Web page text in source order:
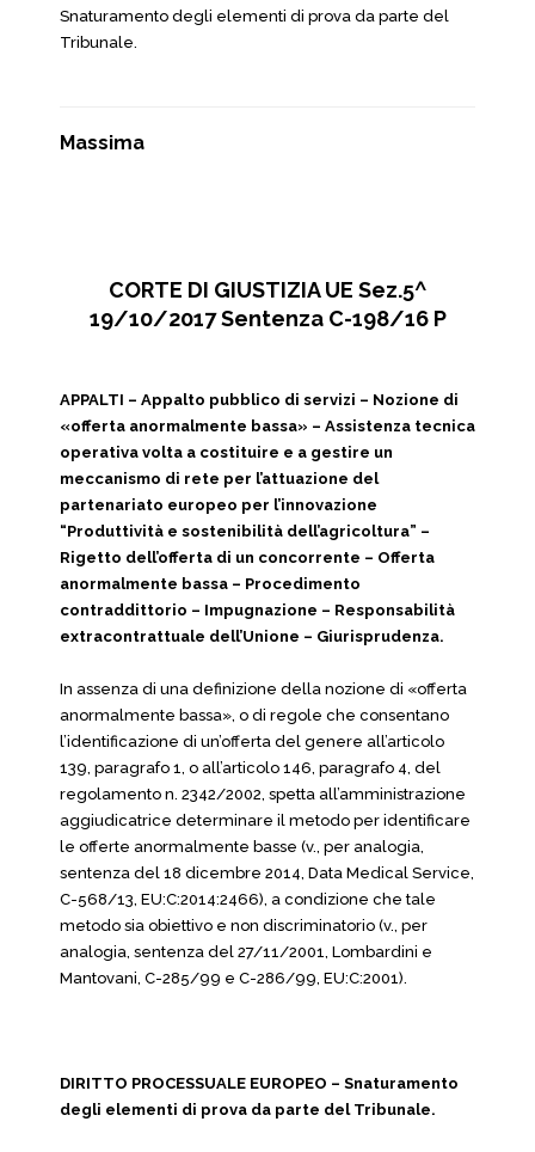
Snaturamento degli elementi di prova da parte del
Tribunale.
Massima
CORTE DI GIUSTIZIA UE Sez.5^
19/10/2017 Sentenza C-198/16 P
APPALTI – Appalto pubblico di servizi – Nozione di
«offerta anormalmente bassa» – Assistenza tecnica
operativa volta a costituire e a gestire un
meccanismo di rete per l’attuazione del
partenariato europeo per l’innovazione
“Produttività e sostenibilità dell’agricoltura” –
Rigetto dell’offerta di un concorrente – Offerta
anormalmente bassa – Procedimento
contraddittorio – Impugnazione – Responsabilità
extracontrattuale dell’Unione – Giurisprudenza.
In assenza di una definizione della nozione di «offerta
anormalmente bassa», o di regole che consentano
l’identificazione di un’offerta del genere all’articolo
139, paragrafo 1, o all’articolo 146, paragrafo 4, del
regolamento n. 2342/2002, spetta all’amministrazione
aggiudicatrice determinare il metodo per identificare
le offerte anormalmente basse (v., per analogia,
sentenza del 18 dicembre 2014, Data Medical Service,
C-568/13, EU:C:2014:2466), a condizione che tale
metodo sia obiettivo e non discriminatorio (v., per
analogia, sentenza del 27/11/2001, Lombardini e
Mantovani, C-285/99 e C-286/99, EU:C:2001).
DIRITTO PROCESSUALE EUROPEO – Snaturamento
degli elementi di prova da parte del Tribunale.